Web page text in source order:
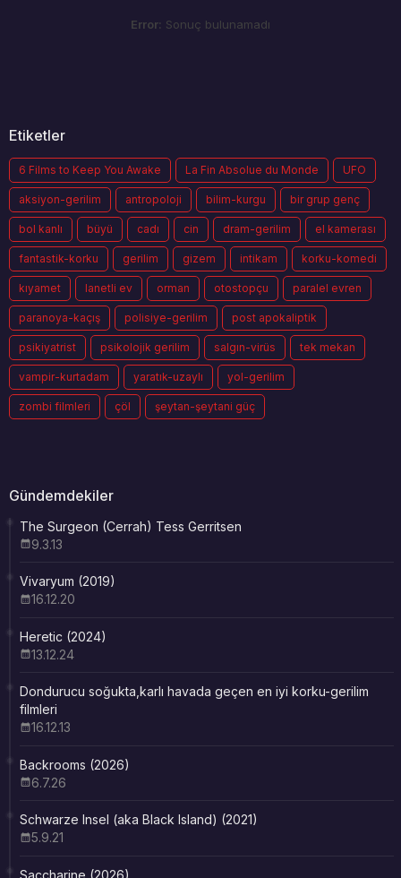
Error: Sonuç bulunamadı
Etiketler
6 Films to Keep You Awake La Fin Absolue du Monde UFO
aksiyon-gerilim antropoloji bilim-kurgu bir grup genç
bol kanlı büyü cadı cin dram-gerilim el kamerası
fantastik-korku gerilim gizem intikam korku-komedi
kıyamet lanetli ev orman otostopçu paralel evren
paranoya-kaçış polisiye-gerilim post apokaliptik
psikiyatrist psikolojik gerilim salgın-virüs tek mekan
vampir-kurtadam yaratık-uzaylı yol-gerilim
zombi filmleri çöl şeytan-şeytani güç
Gündemdekiler
The Surgeon (Cerrah) Tess Gerritsen
9.3.13
Vivaryum (2019)
16.12.20
Heretic (2024)
13.12.24
Dondurucu soğukta,karlı havada geçen en iyi korku-gerilim
filmleri
16.12.13
Backrooms (2026)
6.7.26
Schwarze Insel (aka Black Island) (2021)
5.9.21
Saccharine (2026)